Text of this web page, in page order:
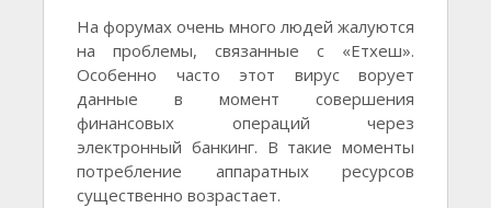
На форумах очень много людей жалуются
на проблемы, связанные с «Етхеш».
Особенно часто этот вирус ворует
данные в момент совершения
финансовых операций через
электронный банкинг. В такие моменты
потребление аппаратных ресурсов
существенно возрастает.